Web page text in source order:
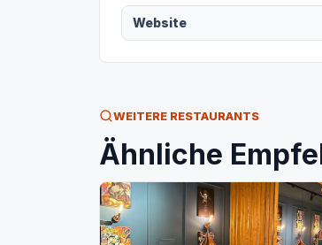
Website
WEITERE RESTAURANTS
Ähnliche